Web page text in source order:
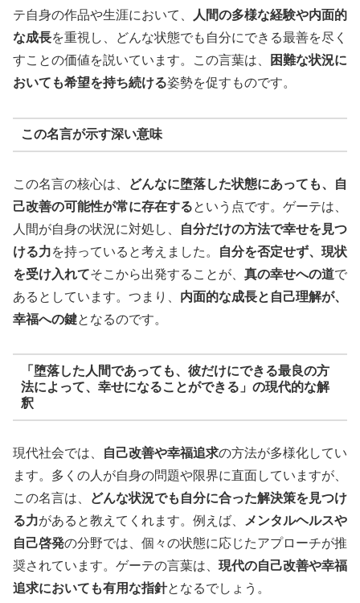
テ自身の作品や生涯において、
人間の多様な経験や内面的
な成長を重視し、どんな状態でも自分にできる最善を尽く
すことの価値を説いています。この言葉は、
困難な状況に
おいても希望を持ち続ける姿勢を促すものです。
この名言が示す深い意味
この名言の核心は、
どんなに堕落した状態にあっても、自
己改善の可能性が常に存在するという点です。ゲーテは、
人間が自身の状況に対処し、
自分だけの方法で幸せを見つ
ける力を持っていると考えました。
自分を否定せず、現状
を受け入れてそこから出発することが、 真の幸せへの道で
あるとしています。つまり、 内面的な成長と自己理解が、
幸福への鍵となるのです。
「堕落した人間であっても、彼だけにできる最良の方
法によって、幸せになることができる」の現代的な解
釈
現代社会では、 自己改善や幸福追求の方法が多様化してい
ます。多くの人が自身の問題や限界に直面していますが、
この名言は、
どんな状況でも自分に合った解決策を見つけ
る力があると教えてくれます。例えば、
メンタルヘルスや
自己啓発の分野では、個々の状態に応じたアプローチが推
奨されています。ゲーテの言葉は、 現代の自己改善や幸福
追求においても有用な指針となるでしょう。